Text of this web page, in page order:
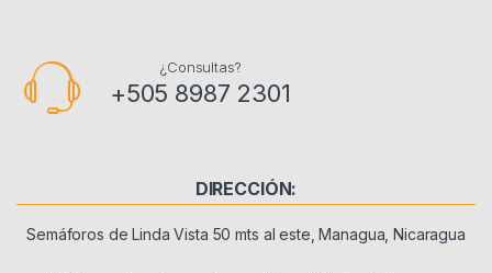
¿Consultas?
+505 8987 2301
DIRECCIÓN:
Semáforos de Linda Vista 50 mts al este, Managua, Nicaragua